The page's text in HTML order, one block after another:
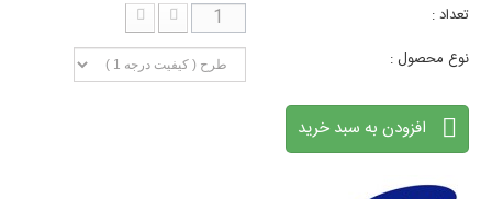
تعداد :
نوع محصول :
افزودن به سبد خرید